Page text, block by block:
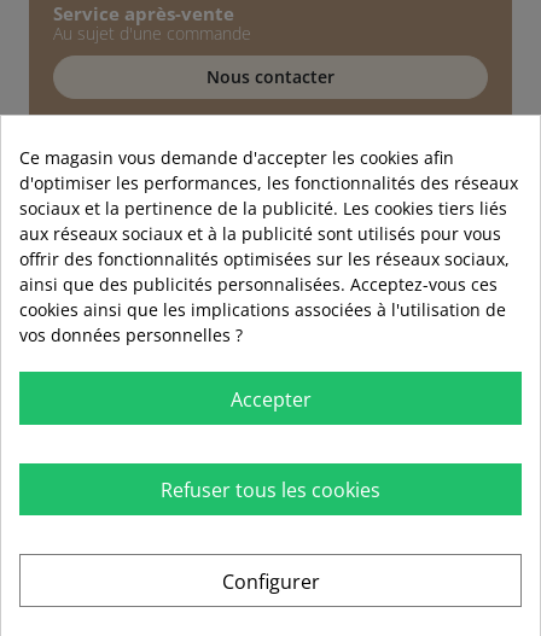
Service après-vente
Au sujet d'une commande
Nous contacter
Conseils d'experts
01 89 72 40 90

Ce magasin vous demande d'accepter les cookies afin
d'optimiser les performances, les fonctionnalités des réseaux
sociaux et la pertinence de la publicité. Les cookies tiers liés
aux réseaux sociaux et à la publicité sont utilisés pour vous
offrir des fonctionnalités optimisées sur les réseaux sociaux,
ainsi que des publicités personnalisées. Acceptez-vous ces
cookies ainsi que les implications associées à l'utilisation de
vos données personnelles ?
Accepter
Refuser tous les cookies
Configurer